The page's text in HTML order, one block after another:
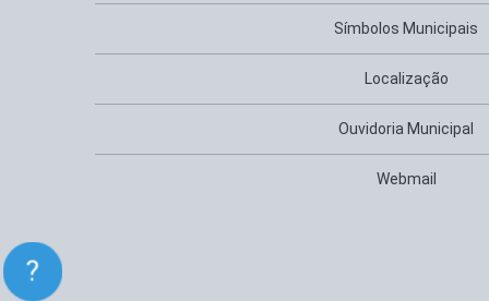
?
Símbolos Municipais
Localização
Ouvidoria Municipal
Webmail